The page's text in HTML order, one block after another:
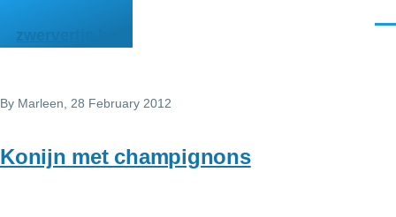
zwervertje.be
By Marleen , 28 February 2012
Konijn met champignons